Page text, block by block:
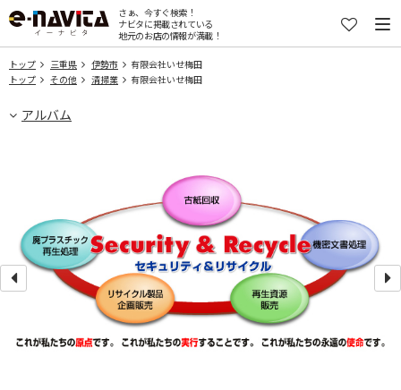
さぁ、今すぐ検索！
ナビタに掲載されている
地元のお店の情報が満載！
トップ 三重県 伊勢市
有限会社いせ梅田
トップ
その他 清掃業 有限会社いせ梅田
アルバム